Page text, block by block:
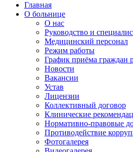
Главная
О больнице
О нас
Руководство и
Медицинский персонал
Режим работы
График приёма граждан
Новости
Вакансии
Устав
Лицензии
Коллективный договор
Клинические
Нормативно-правовые
Противодействие
Фотогалерея